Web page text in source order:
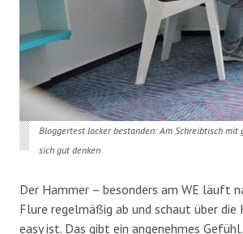
Bloggertest locker bestanden: Am Schreibtisch mit
sich gut denken.
Der Hammer – besonders am WE läuft
Flure regelmäßig ab und schaut über die
easy ist. Das gibt ein angenehmes